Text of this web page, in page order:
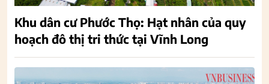
Khu dân cư Phước Thọ: Hạt nhân của quy
hoạch đô thị tri thức tại Vĩnh Long